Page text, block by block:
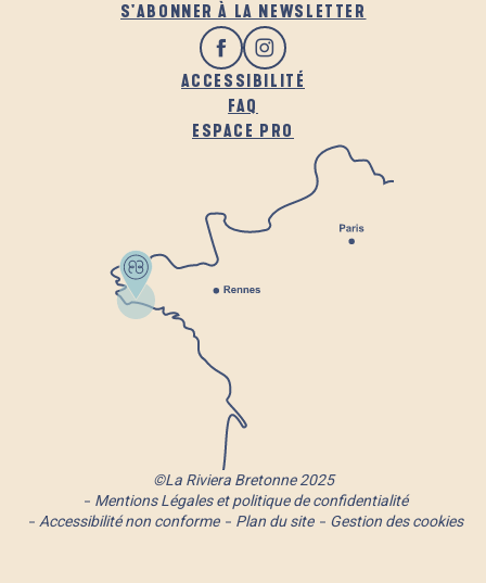
S'ABONNER À LA NEWSLETTER
ACCESSIBILITÉ
FAQ
ESPACE PRO
©La Riviera Bretonne 2025
Mentions Légales et politique de confidentialité
Accessibilité non conforme
Plan du site Gestion des cookies